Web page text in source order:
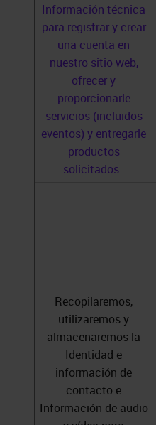
Información técnica
para registrar y crear
una cuenta en
nuestro sitio web,
ofrecer y
proporcionarle
servicios (incluidos
eventos) y entregarle
productos
solicitados.
Recopilaremos,
utilizaremos y
almacenaremos la
Identidad e
información de
contacto e
Información de audio